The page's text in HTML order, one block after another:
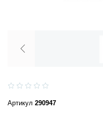
Артикул 290947